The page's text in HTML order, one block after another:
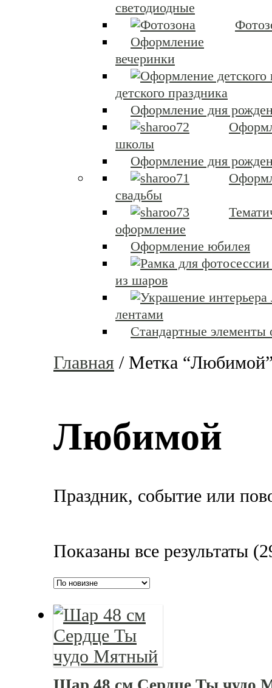
светодиодные
Оформление
вечеринки
детского праздника
Оформление дня
школы
Оформление дня
свадьбы
оформление
Оформление юбилея
из шаров
лентами
Стандартные элементы
Главная /Метка
Любимой
Праздник, событие или
Показаны все результаты